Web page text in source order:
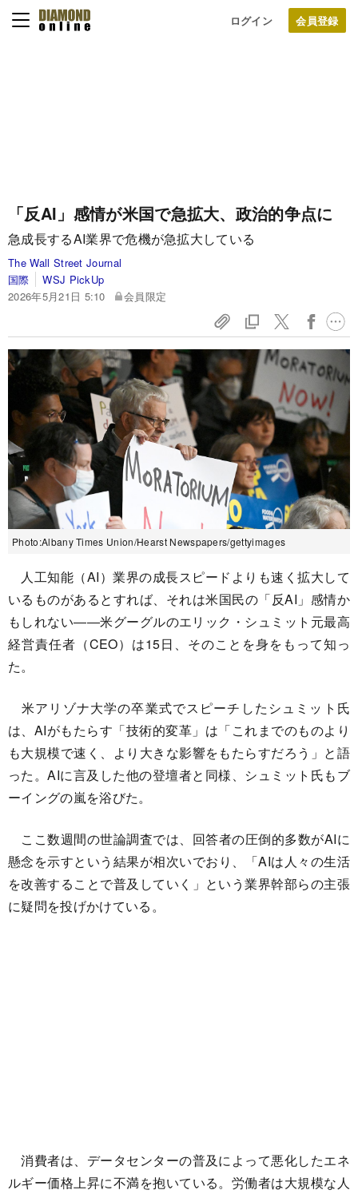
ログイン
「反AI」感情が米国で急拡大、政治的争点に
急成長するAI業界で危機が急拡大している
The Wall Street Journal
国際
WSJ PickUp
2026年5月21日 5:10
会員限定
Photo:Albany Times Union/Hearst Newspapers/gettyimages
人工知能（AI）業界の成長スピードよりも速く拡大して
いるものがあるとすれば、それは米国民の「反AI」感情か
もしれない――米グーグルのエリック・シュミット元最高
経営責任者（CEO）は15日、そのことを身をもって知っ
た。
米アリゾナ大学の卒業式でスピーチしたシュミット氏
は、AIがもたらす「技術的変革」は「これまでのものより
も大規模で速く、より大きな影響をもたらすだろう」と語
った。AIに言及した他の登壇者と同様、シュミット氏もブ
ーイングの嵐を浴びた。
ここ数週間の世論調査では、回答者の圧倒的多数がAIに
懸念を示すという結果が相次いでおり、「AIは人々の生活
を改善することで普及していく」という業界幹部らの主張
に疑問を投げかけている。
消費者は、データセンターの普及によって悪化したエネ
ルギー価格上昇に不満を抱いている。労働者は大規模な人